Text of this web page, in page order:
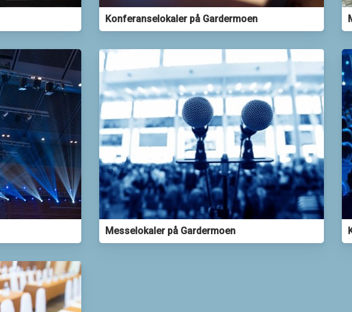
Konferanselokaler på Gardermoen
Messelokaler på Gardermoen